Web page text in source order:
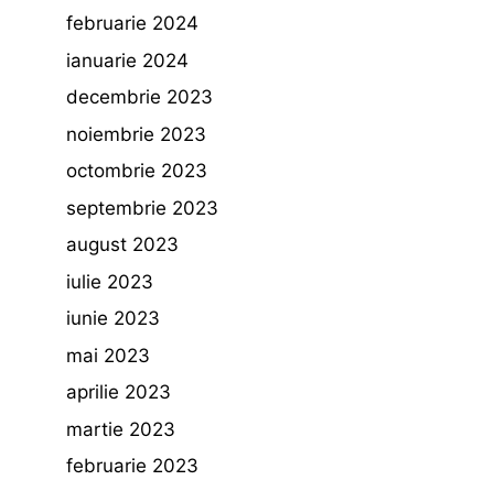
februarie 2024
ianuarie 2024
decembrie 2023
noiembrie 2023
octombrie 2023
septembrie 2023
august 2023
iulie 2023
iunie 2023
mai 2023
aprilie 2023
martie 2023
februarie 2023